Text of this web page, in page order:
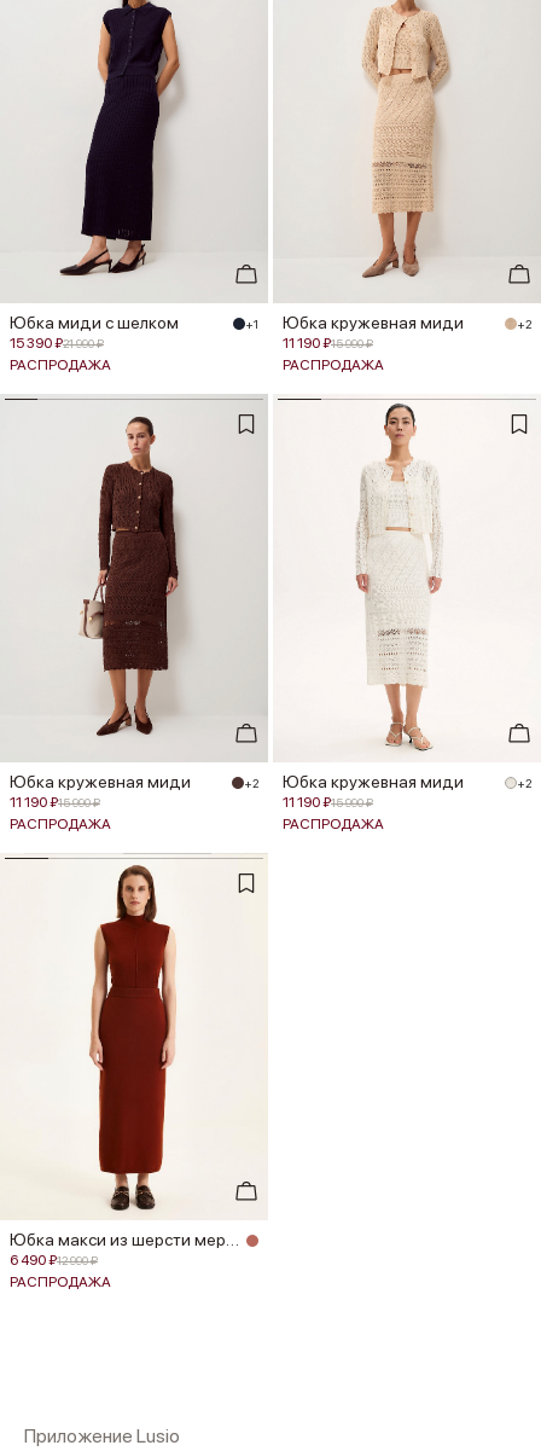
Юбка миди с шелком +1
15 390 ₽21 990 ₽
РАСПРОДАЖА
Юбка кружевная миди +2
11 190 ₽15 990 ₽
РАСПРОДАЖА
Юбка кружевная миди +2
11 190 ₽15 990 ₽
РАСПРОДАЖА
Юбка кружевная миди +2
11 190 ₽15 990 ₽
РАСПРОДАЖА
6 490 ₽12 990 ₽
РАСПРОДАЖА
Приложение Lusio